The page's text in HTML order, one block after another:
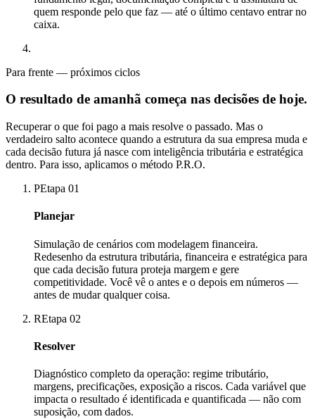
quem responde pelo que faz — até o último centavo entrar no
caixa.
Para frente — próximos ciclos
O resultado de amanhã começa nas decisões de hoje.
Recuperar o que foi pago a mais resolve o passado. Mas o
verdadeiro salto acontece quando a estrutura da sua empresa muda e
cada decisão futura já nasce com inteligência tributária e estratégica
dentro. Para isso, aplicamos o método P.R.O.
PEtapa 01
Planejar
Simulação de cenários com modelagem financeira.
Redesenho da estrutura tributária, financeira e estratégica para
que cada decisão futura proteja margem e gere
competitividade. Você vê o antes e o depois em números —
antes de mudar qualquer coisa.
REtapa 02
Resolver
Diagnóstico completo da operação: regime tributário,
margens, precificações, exposição a riscos. Cada variável que
impacta o resultado é identificada e quantificada — não com
suposição, com dados.